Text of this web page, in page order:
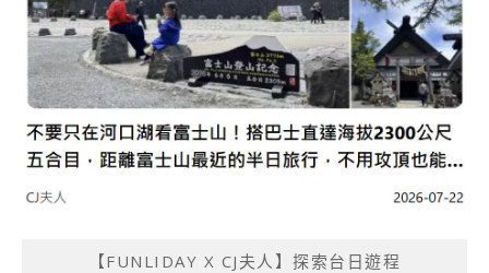
【FUNLIDAY X CJ夫人】探索台日遊程